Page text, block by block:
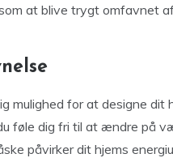
at blive trygt omfavnet
mulighed for at designe dit
føle dig fri til at ændre på
påvirker dit hjems